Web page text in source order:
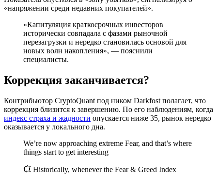
«напряжении среди недавних покупателей».
«Капитуляция краткосрочных инвесторов
исторически совпадала с фазами рыночной
перезагрузки и нередко становилась основой для
новых волн накопления», — пояснили
специалисты.
Коррекция заканчивается?
Контрибьютор CryptoQuant под ником Darkfost полагает, что
коррекция близится к завершению. По его наблюдениям, когда
индекс страха и жадности опускается ниже 35, рынок нередко
оказывается у локального дна.
We’re now approaching extreme Fear, and that’s where
things start to get interesting
💥 Historically, whenever the Fear & Greed Index